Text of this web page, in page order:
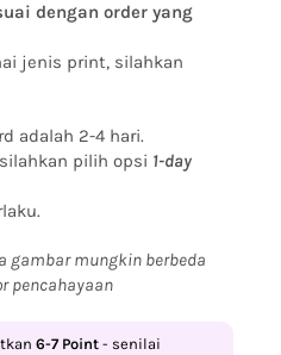
dengan order yang
jenis print, silahkan
adalah 2-4 hari.
pilih opsi 1-day
gambar mungkin berbeda
pencahayaan
6-7Point - senilai